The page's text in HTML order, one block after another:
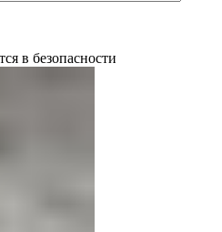
в безопасности